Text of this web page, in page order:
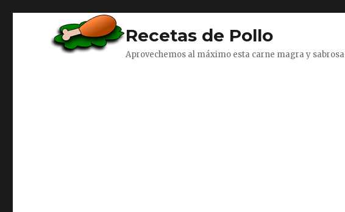
Recetas de Pollo
Aprovechemos al máximo esta carne magra y sabrosa